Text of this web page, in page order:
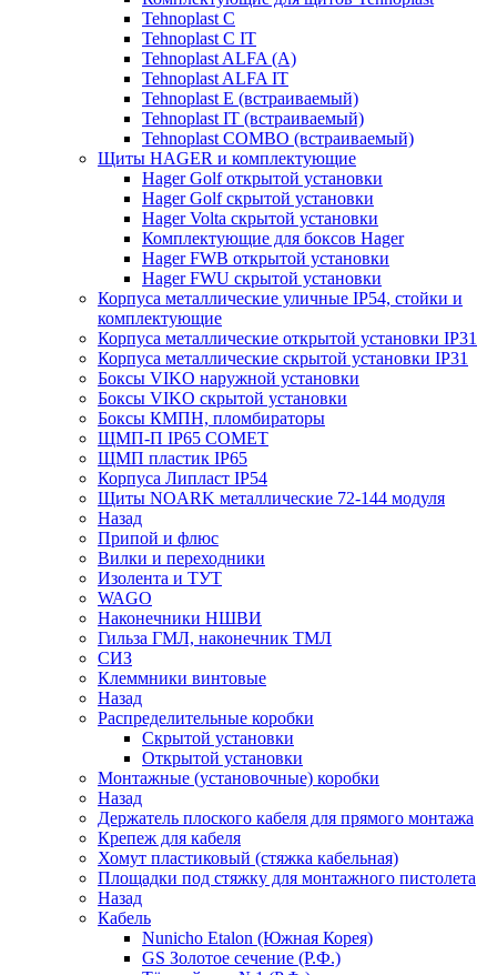
Tehnoplast C
Tehnoplast C IT
Tehnoplast ALFA (А)
Tehnoplast ALFA IT
Tehnoplast E (встраиваемый)
Tehnoplast IT (встраиваемый)
Tehnoplast COMBO (встраиваемый)
Щиты HAGER и комплектующие
Hager Golf открытой установки
Hager Golf скрытой установки
Hager Volta скрытой установки
Комплектующие для боксов Hager
Hager FWB открытой установки
Hager FWU скрытой установки
Корпуса металлические уличные IP54, стойки и
комплектующие
Корпуса металлические открытой установки IP31
Корпуса металлические скрытой установки IP31
Боксы VIKO наружной установки
Боксы VIKO скрытой установки
Боксы КМПН, пломбираторы
ЩМП-П IP65 COMET
ЩМП пластик IP65
Корпуса Липласт IP54
Щиты NOARK металлические 72-144 модуля
Назад
Припой и флюс
Вилки и переходники
Изолента и ТУТ
WAGO
Наконечники НШВИ
Гильза ГМЛ, наконечник ТМЛ
СИЗ
Клеммники винтовые
Назад
Распределительные коробки
Скрытой установки
Открытой установки
Монтажные (установочные) коробки
Назад
Держатель плоского кабеля для прямого монтажа
Крепеж для кабеля
Хомут пластиковый (стяжка кабельная)
Площадки под стяжку для монтажного пистолета
Назад
Кабель
Nunicho Etalon (Южная Корея)
GS Золотое сечение (Р.Ф.)